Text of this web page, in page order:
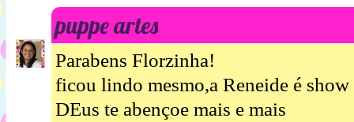
puppe artes
Parabens Florzinha!
ficou lindo mesmo,a Reneide é show
DEus te abençoe mais e mais